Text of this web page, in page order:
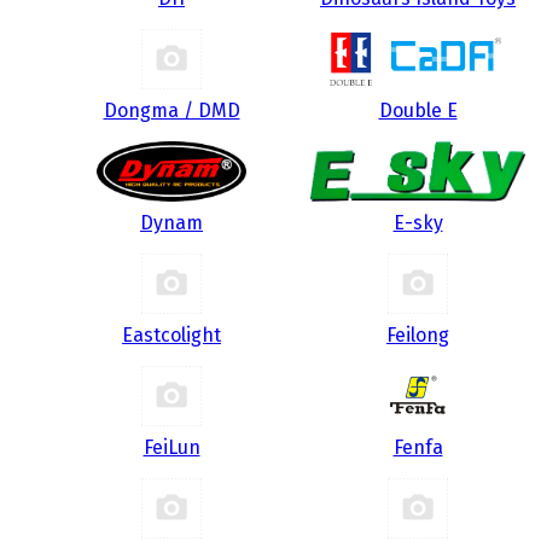
Dongma / DMD Double E
Dynam E-sky
Eastcolight Feilong
FeiLun Fenfa